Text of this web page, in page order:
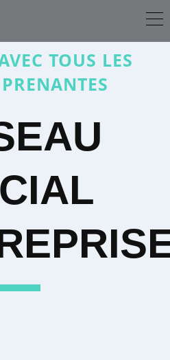
TOUS LES